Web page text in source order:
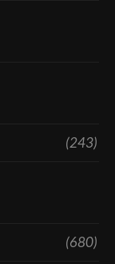
(243)
(680)